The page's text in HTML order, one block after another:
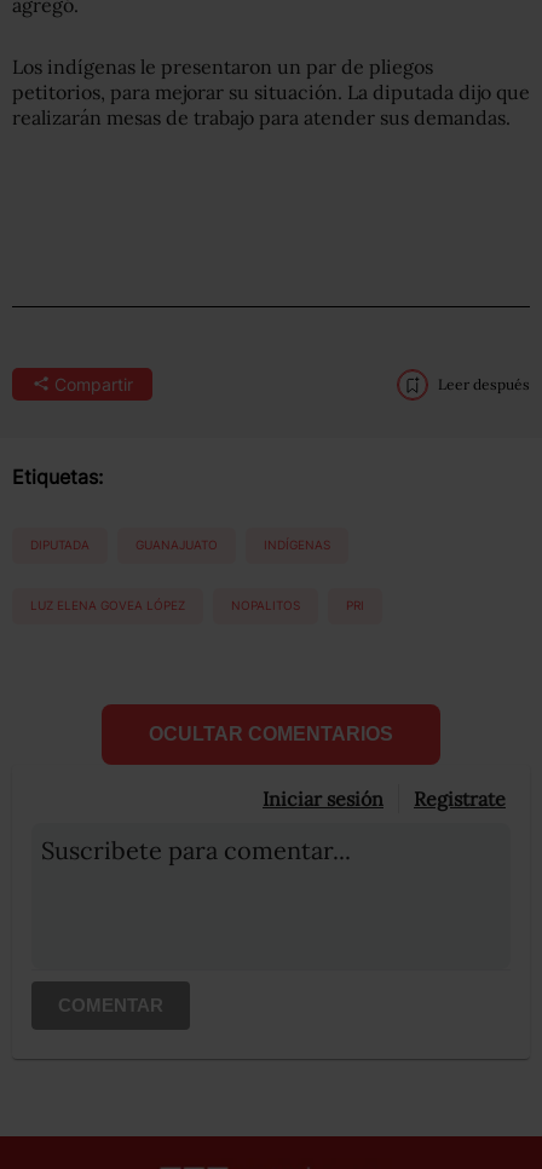
Los indígenas le presentaron un par de pliegos
petitorios, para mejorar su situación. La diputada dijo que
realizarán mesas de trabajo para atender sus demandas.
Compartir Leer después
Etiquetas:
DIPUTADA GUANAJUATO INDÍGENAS
LUZ ELENA GOVEA LÓPEZ NOPALITOS PRI
OCULTAR COMENTARIOS
Iniciar sesión Registrate
Suscribete para comentar...
COMENTAR